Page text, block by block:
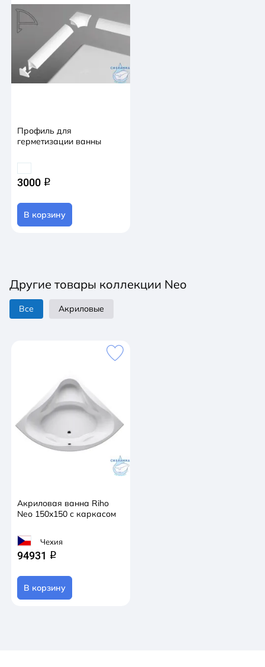
Профиль для
герметизации ванны
3000 q
В корзину
Другие товары коллекции Neo
Все Акриловые
Акриловая ванна Riho
Neo 150x150 с каркасом
Чехия
94931 q
В корзину